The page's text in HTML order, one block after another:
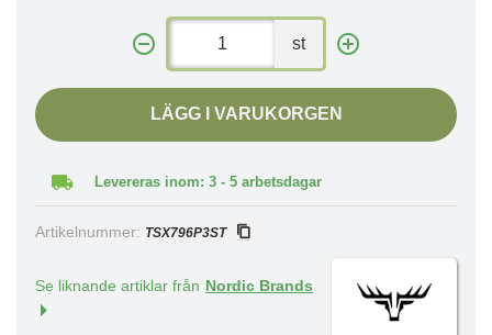
st
LÄGG I VARUKORGEN
Levereras inom: 3 - 5 arbetsdagar
Artikelnummer: TSX796P3ST
Se liknande artiklar från Nordic Brands